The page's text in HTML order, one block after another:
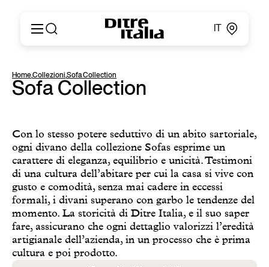
Prodotti
Configuratore
Ditre for Professionals
Punti vendita
News & Press
Area Riservata
Contatti
English
Français
Русский
简体中文
Home,Collezioni,Sofa Collection
Sofa Collection
Con lo stesso potere seduttivo di un abito sartoriale,
ogni divano della collezione Sofas esprime un
carattere di eleganza, equilibrio e unicità. Testimoni
di una cultura dell’abitare per cui la casa si vive con
gusto e comodità, senza mai cadere in eccessi
formali, i divani superano con garbo le tendenze del
momento. La storicità di Ditre Italia, e il suo saper
fare, assicurano che ogni dettaglio valorizzi l’eredità
artigianale dell’azienda, in un processo che è prima
cultura e poi prodotto.